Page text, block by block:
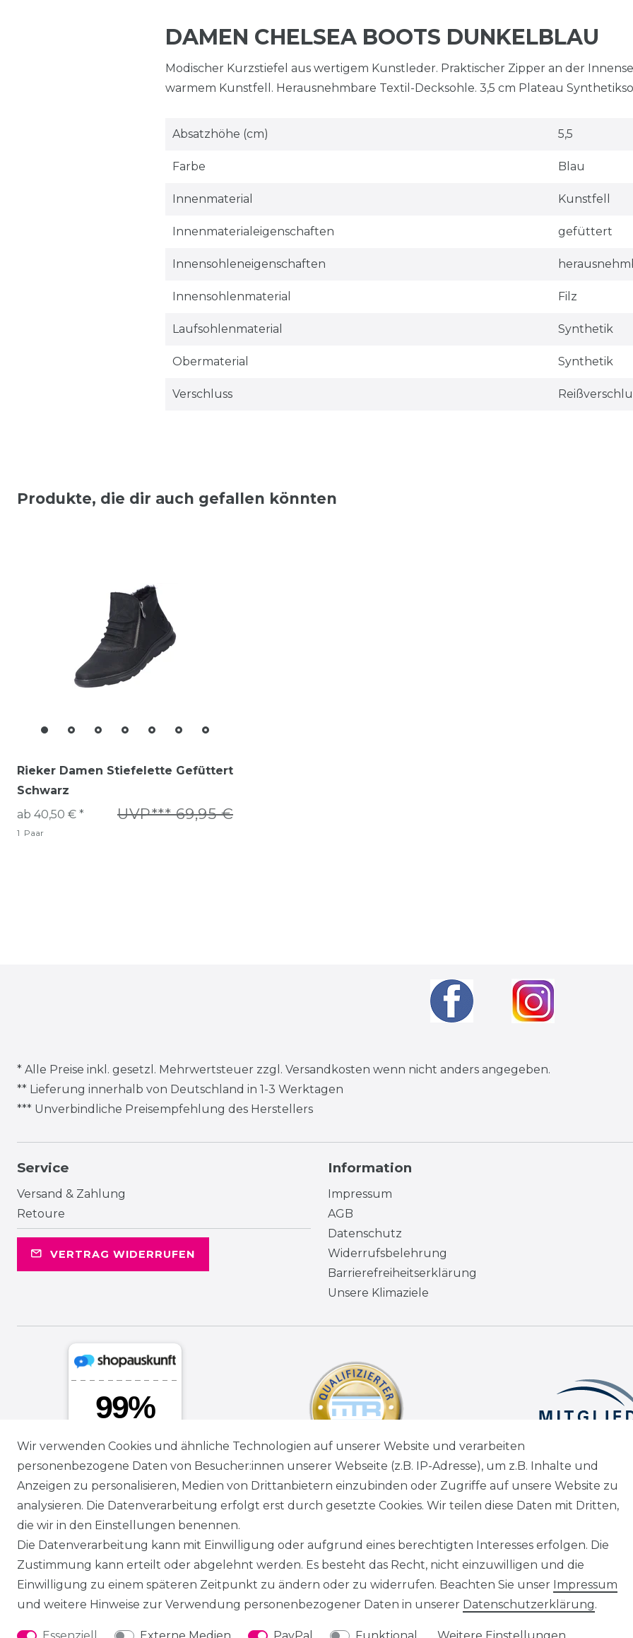
DAMEN CHELSEA BOOTS DUNKELBLAU
Modischer Kurzstiefel aus wertigem Kunstleder. Praktischer Zipper an der
warmem Kunstfell. Herausnehmbare Textil-Decksohle. 3,5 cm Plateau
Absatzhöhe (cm) 5,5
Farbe Blau
Innenmaterial Kunstfell
Innenmaterialeigenschaften gefüttert
Innensohleneigenschaften
Innensohlenmaterial Filz
Laufsohlenmaterial Synthetik
Obermaterial Synthetik
Verschluss
Produkte, die dir auch gefallen könnten
Rieker Damen Stiefelette Gefüttert
Schwarz
UVP*** 69,95 €
ab 40,50 € *
1 Paar
* Alle Preise inkl. gesetzl. Mehrwertsteuer zzgl. Versandkosten wenn nicht anders angegeben.
** Lieferung innerhalb von Deutschland in 1-3 Werktagen
*** Unverbindliche Preisempfehlung des Herstellers
Service
Versand & Zahlung
Retoure
VERTRAG WIDERRUFEN
Information
Impressum
AGB
Datenschutz
Widerrufsbelehrung
Barrierefreiheitserklärung
Unsere Klimaziele
Wir verwenden Cookies und ähnliche Technologien auf unserer Website und verarbeiten
personenbezogene Daten von Besucher:innen unserer Webseite (z.B. IP-Adresse), um z.B. Inhalte und
Anzeigen zu personalisieren, Medien von Drittanbietern einzubinden oder Zugriffe auf unsere Website zu
analysieren. Die Datenverarbeitung erfolgt erst durch gesetzte Cookies. Wir teilen diese Daten mit Dritten,
die wir in den Einstellungen benennen.
Die Datenverarbeitung kann mit Einwilligung oder aufgrund eines berechtigten Interesses erfolgen. Die
Zustimmung kann erteilt oder abgelehnt werden. Es besteht das Recht, nicht einzuwilligen und die
Einwilligung zu einem späteren Zeitpunkt zu ändern oder zu widerrufen. Beachten Sie unser Impressum
und weitere Hinweise zur Verwendung personenbezogener Daten in unserer Daten­schutz­erklärung.